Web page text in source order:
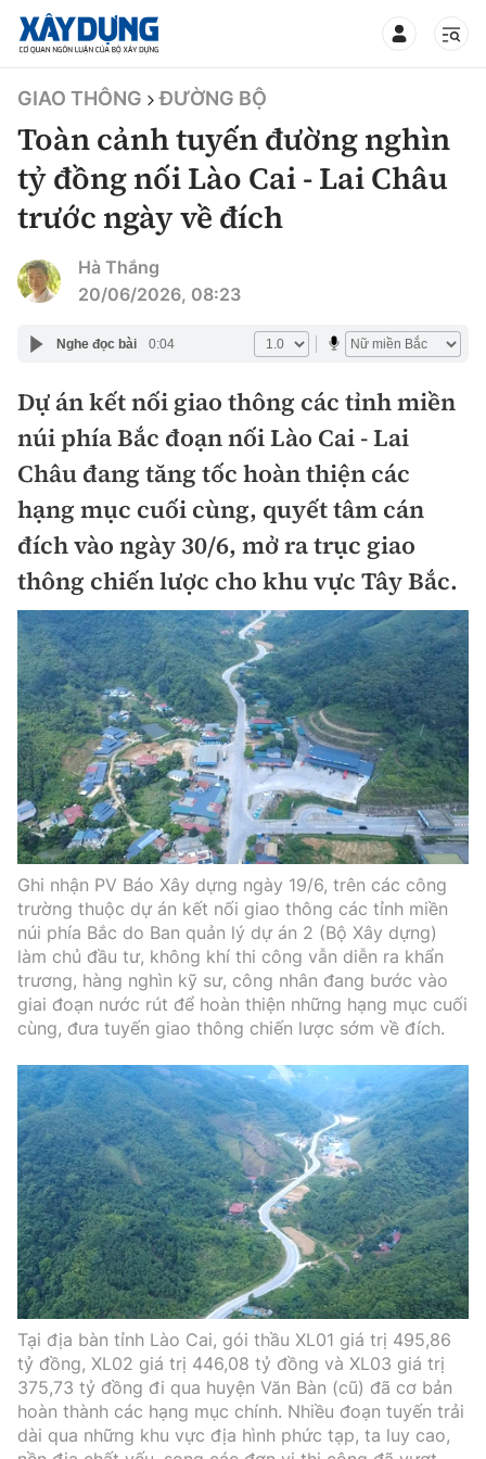
TIN BỘ XÂY DỰNG
CHUYÊN MỤC
Mới nhất
Thời sự
Chính trị
Xã hội
Chuyện dọc đường
Cải chính
Xây dựng
Chỉ đạo điều hành
Quy hoạch kiến trúc
Vật liệu xây dựng
Giám định chất lượng
Quản lý đô thị
Giao thông
Quản lý
Đường bộ
Hàng không
Đường sắt
Đăng kiểm
Đường sắt tốc độ cao
Đường thủy
Hàng hải
Đường sắt đô thị
Nhà thầu
Mời thầu - Đấu thầu
Thi viết về GTVT
Kinh tế
Thị trường
Tài chính
Chứng khoán
Bảo hiểm
Doanh nghiệp
Pháp luật
Thanh tra
An ninh hình sự
Điều tra
Pháp đình
Hỏi - Đáp
An toàn giao thông
Giao thông 24h
ATGT địa phương
Văn hóa giao thông
Lái xe an toàn
Chung tay vì ATGT
Gương sáng giao thông
Chất lượng sống
Giáo dục
Y tế
Đời sống
Lao động - Công đoàn
Văn hóa - Giải Trí
Văn hóa
Showbiz
Điện ảnh
Âm nhạc
Thể thao
Bóng đá
Bình luận
Hậu trường sao
360 độ thể thao
Công nghệ
Công nghệ mới
Sản phẩm mới
Tư vấn
Thế giới
Thời sự Quốc tế
Hồ sơ tài liệu
Thế giới giao thông
Thế giới xây dựng
Du lịch
Khám phá
Lối sống
Ẩm thực
Video
Thời sự
Khám phá
Camera giao thông
Câu chuyện giao thông
Giải trí - Thể thao
Cơ quan chủ quản: Bộ Xây dựng
Giấy phép số: 03/GP-BVHTTDL, cấp ngày 1/4/2025.
Tòa soạn: Số 2 Nguyễn Công Hoan, phường Giảng Võ,
Hà Nội.
GIAO THÔNG ĐƯỜNG BỘ
Toàn cảnh tuyến đường nghìn
tỷ đồng nối Lào Cai - Lai Châu
trước ngày về đích
Hà Thắng
20/06/2026, 08:23
Nghe đọc bài 0:04
Dự án kết nối giao thông các tỉnh miền
núi phía Bắc đoạn nối Lào Cai - Lai
Châu đang tăng tốc hoàn thiện các
hạng mục cuối cùng, quyết tâm cán
đích vào ngày 30/6, mở ra trục giao
thông chiến lược cho khu vực Tây Bắc.
Ghi nhận PV Báo Xây dựng ngày 19/6, trên các công
trường thuộc dự án kết nối giao thông các tỉnh miền
núi phía Bắc do Ban quản lý dự án 2 (Bộ Xây dựng)
làm chủ đầu tư, không khí thi công vẫn diễn ra khẩn
trương, hàng nghìn kỹ sư, công nhân đang bước vào
giai đoạn nước rút để hoàn thiện những hạng mục cuối
cùng, đưa tuyến giao thông chiến lược sớm về đích.
Tại địa bàn tỉnh Lào Cai, gói thầu XL01 giá trị 495,86
tỷ đồng, XL02 giá trị 446,08 tỷ đồng và XL03 giá trị
375,73 tỷ đồng đi qua huyện Văn Bàn (cũ) đã cơ bản
hoàn thành các hạng mục chính. Nhiều đoạn tuyến trải
dài qua những khu vực địa hình phức tạp, ta luy cao,